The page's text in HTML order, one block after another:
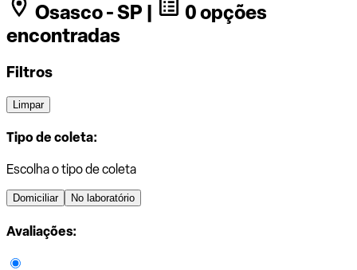
Osasco - SP |
0 opções
encontradas
Filtros
Limpar
Tipo de coleta:
Escolha o tipo de coleta
Domiciliar No laboratório
Avaliações: